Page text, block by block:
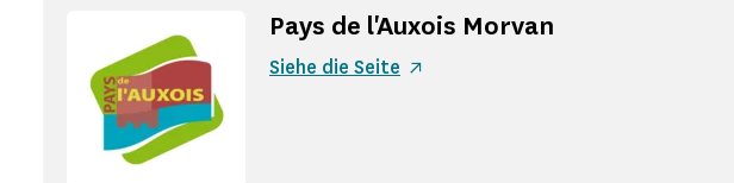
Pays de l'Auxois Morvan
Siehe die Seite